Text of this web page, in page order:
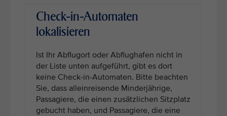
Check-in-Automaten
lokalisieren
Ist Ihr Abflugort oder Abflughafen nicht in
der Liste unten aufgeführt, gibt es dort
keine Check-in-Automaten. Bitte beachten
Sie, dass alleinreisende Minderjährige,
Passagiere, die einen zusätzlichen Sitzplatz
gebucht haben, und Passagiere, die eine